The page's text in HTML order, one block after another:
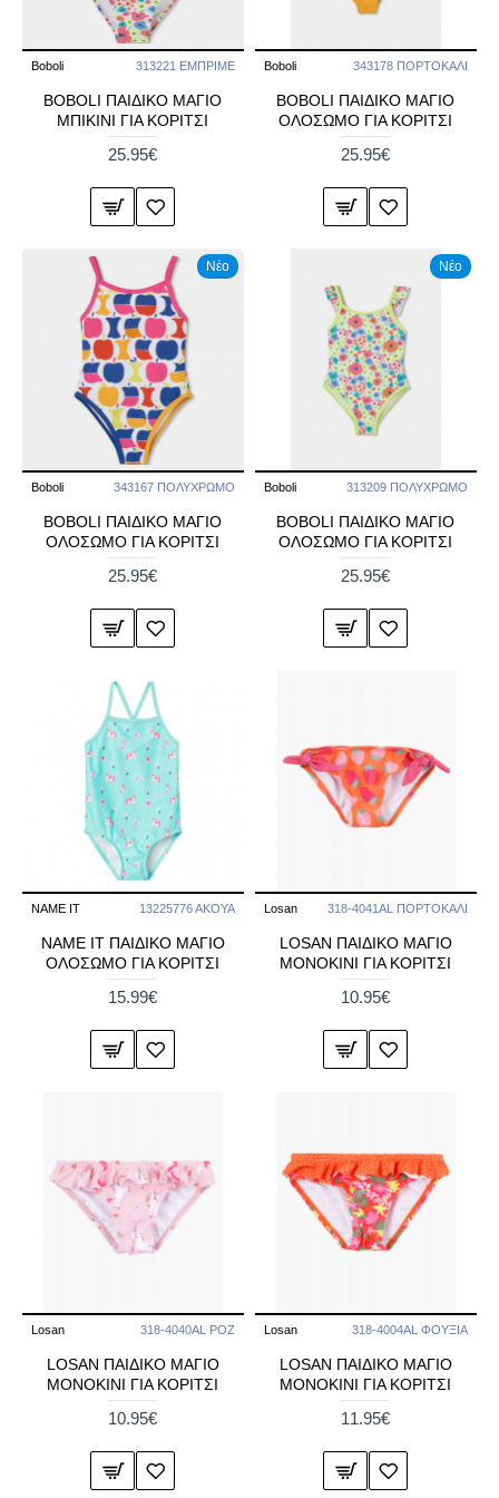
Boboli 313221 ΕΜΠΡΙΜΕ
BOBOLI ΠΑΙΔΙΚΟ ΜΑΓΙΟ
ΜΠΙΚΙΝΙ ΓΙΑ ΚΟΡΙΤΣΙ
25.95€
Boboli 343178 ΠΟΡΤΟΚΑΛΙ
BOBOLI ΠΑΙΔΙΚΟ ΜΑΓΙΟ
ΟΛΟΣΩΜΟ ΓΙΑ ΚΟΡΙΤΣΙ
25.95€
Νέο
Boboli 343167 ΠΟΛΥΧΡΩΜΟ
BOBOLI ΠΑΙΔΙΚΟ ΜΑΓΙΟ
ΟΛΟΣΩΜΟ ΓΙΑ ΚΟΡΙΤΣΙ
25.95€
Νέο
Boboli 313209 ΠΟΛΥΧΡΩΜΟ
BOBOLI ΠΑΙΔΙΚΟ ΜΑΓΙΟ
ΟΛΟΣΩΜΟ ΓΙΑ ΚΟΡΙΤΣΙ
25.95€
NAME IT 13225776 ΑΚΟΥΑ
NAME IT ΠΑΙΔΙΚΟ ΜΑΓΙΟ
ΟΛΟΣΩΜΟ ΓΙΑ ΚΟΡΙΤΣΙ
15.99€
Losan 318-4041AL ΠΟΡΤΟΚΑΛΙ
LOSAN ΠΑΙΔΙΚO ΜΑΓΙΟ
ΜΟΝΟΚΙΝΙ ΓΙΑ ΚΟΡΙΤΣΙ
10.95€
Losan 318-4040AL POZ
LOSAN ΠΑΙΔΙΚO ΜΑΓΙΟ
ΜΟΝΟΚΙΝΙ ΓΙΑ ΚΟΡΙΤΣΙ
10.95€
Losan 318-4004AL ΦΟΥΞΙΑ
LOSAN ΠΑΙΔΙΚO ΜΑΓΙΟ
ΜΟΝΟΚΙΝΙ ΓΙΑ ΚΟΡΙΤΣΙ
11.95€